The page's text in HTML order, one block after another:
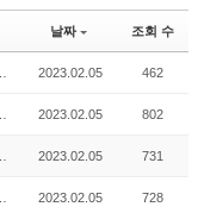
날짜 조회 수
2023.02.05 462
2023.02.05 802
2023.02.05 731
2023.02.05 728